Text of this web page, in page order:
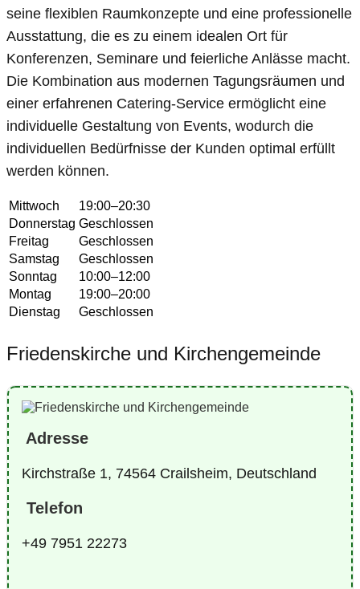
seine flexiblen Raumkonzepte und eine professionelle
Ausstattung, die es zu einem idealen Ort für
Konferenzen, Seminare und feierliche Anlässe macht.
Die Kombination aus modernen Tagungsräumen und
einer erfahrenen Catering-Service ermöglicht eine
individuelle Gestaltung von Events, wodurch die
individuellen Bedürfnisse der Kunden optimal erfüllt
werden können.
Mittwoch
19:00–20:30
Donnerstag Geschlossen
Freitag
Geschlossen
Samstag
Geschlossen
Sonntag
10:00–12:00
Montag
19:00–20:00
Dienstag
Geschlossen
Friedenskirche und Kirchengemeinde
Adresse
Kirchstraße 1, 74564 Crailsheim, Deutschland
Telefon
+49 7951 22273